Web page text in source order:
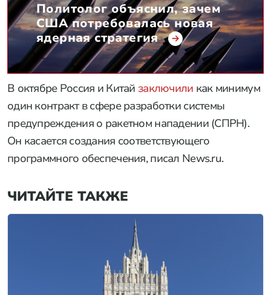
Политолог объяснил, зачем
США потребовалась новая
ядерная стратегия
В октябре Россия и Китай заключили как минимум
один контракт в сфере разработки системы
предупреждения о ракетном нападении (СПРН).
Он касается создания соответствующего
программного обеспечения, писал News.ru.
ЧИТАЙТЕ ТАКЖЕ